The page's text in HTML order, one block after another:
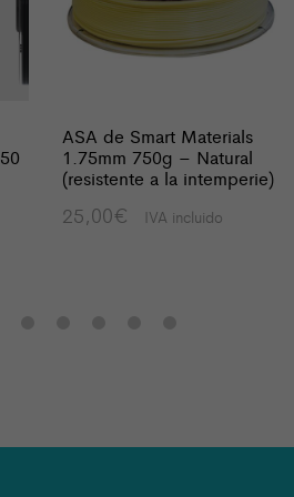
ASA de Smart Materials
1.75mm 750g – Natural
(resistente a la intemperie)
25,00€ IVA incluido